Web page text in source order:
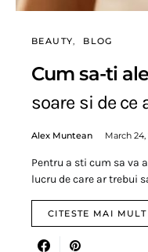
BEAUTY BLOG
Cum sa-ti
soare si de ce
Alex Muntean March 24,
Pentru a sti cum sa va
lucru de care ar trebui
CITESTE MAI MULT